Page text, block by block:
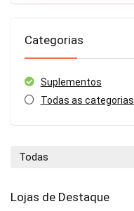
Categorias
Suplementos
Todas as categorias
Todas
Lojas de Destaque